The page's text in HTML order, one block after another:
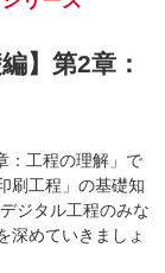
】第2章：
：工程の理解」で
刷工程」の基礎知
ジタル工程のみな
深めていきましょ